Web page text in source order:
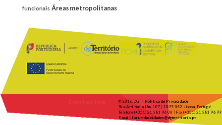
funcionais Áreas metropolitanas
© 2016 DGT | Política de Privacidade
Rua Artilharia Um, 107 | 1099-052 Lisboa, Portugal
Telefone (+351) 21 381 96 00 | Fax (+351) 21 381 96 99
E-mail: forumdascidades@dgterritorio.pt